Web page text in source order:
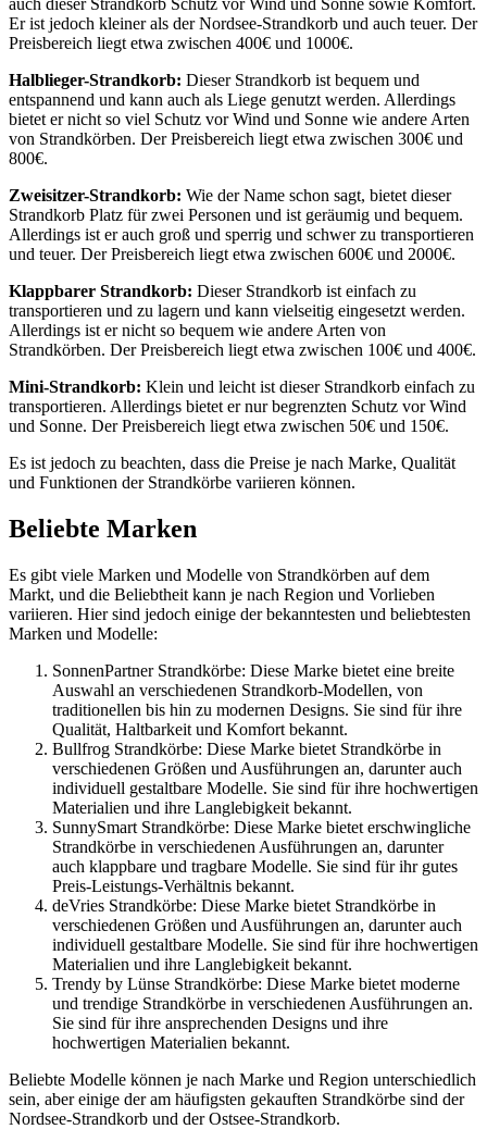
Er ist jedoch kleiner als der Nordsee-Strandkorb und auch teuer. Der
Preisbereich liegt etwa zwischen 400€ und 1000€.
Halblieger-Strandkorb: Dieser Strandkorb ist bequem und
entspannend und kann auch als Liege genutzt werden. Allerdings
bietet er nicht so viel Schutz vor Wind und Sonne wie andere Arten
von Strandkörben. Der Preisbereich liegt etwa zwischen 300€ und
800€.
Zweisitzer-Strandkorb: Wie der Name schon sagt, bietet dieser
Strandkorb Platz für zwei Personen und ist geräumig und bequem.
Allerdings ist er auch groß und sperrig und schwer zu transportieren
und teuer. Der Preisbereich liegt etwa zwischen 600€ und 2000€.
Klappbarer Strandkorb: Dieser Strandkorb ist einfach zu
transportieren und zu lagern und kann vielseitig eingesetzt werden.
Allerdings ist er nicht so bequem wie andere Arten von
Strandkörben. Der Preisbereich liegt etwa zwischen 100€ und 400€.
Mini-Strandkorb: Klein und leicht ist dieser Strandkorb einfach zu
transportieren. Allerdings bietet er nur begrenzten Schutz vor Wind
und Sonne. Der Preisbereich liegt etwa zwischen 50€ und 150€.
Es ist jedoch zu beachten, dass die Preise je nach Marke, Qualität
und Funktionen der Strandkörbe variieren können.
Beliebte Marken
Es gibt viele Marken und Modelle von Strandkörben auf dem
Markt, und die Beliebtheit kann je nach Region und Vorlieben
variieren. Hier sind jedoch einige der bekanntesten und beliebtesten
Marken und Modelle:
SonnenPartner Strandkörbe: Diese Marke bietet eine breite
Auswahl an verschiedenen Strandkorb-Modellen, von
traditionellen bis hin zu modernen Designs. Sie sind für ihre
Qualität, Haltbarkeit und Komfort bekannt.
Bullfrog Strandkörbe: Diese Marke bietet Strandkörbe in
verschiedenen Größen und Ausführungen an, darunter auch
individuell gestaltbare Modelle. Sie sind für ihre hochwertigen
Materialien und ihre Langlebigkeit bekannt.
SunnySmart Strandkörbe: Diese Marke bietet erschwingliche
Strandkörbe in verschiedenen Ausführungen an, darunter
auch klappbare und tragbare Modelle. Sie sind für ihr gutes
Preis-Leistungs-Verhältnis bekannt.
deVries Strandkörbe: Diese Marke bietet Strandkörbe in
verschiedenen Größen und Ausführungen an, darunter auch
individuell gestaltbare Modelle. Sie sind für ihre hochwertigen
Materialien und ihre Langlebigkeit bekannt.
Trendy by Lünse Strandkörbe: Diese Marke bietet moderne
und trendige Strandkörbe in verschiedenen Ausführungen an.
Sie sind für ihre ansprechenden Designs und ihre
hochwertigen Materialien bekannt.
Beliebte Modelle können je nach Marke und Region unterschiedlich
sein, aber einige der am häufigsten gekauften Strandkörbe sind der
Nordsee-Strandkorb und der Ostsee-Strandkorb.